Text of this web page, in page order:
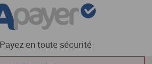
Payez en toute sécurité